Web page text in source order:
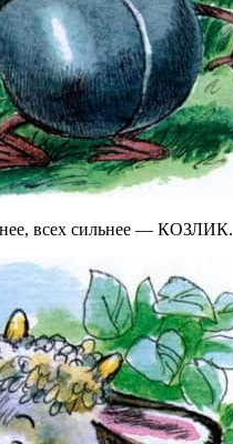
всех сильнее — КОЗЛИК.